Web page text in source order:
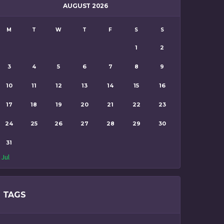
AUGUST 2026
M T W T F S S
1 2
3 4 5 6 7 8 9
10 11 12 13 14 15 16
17 18 19 20 21 22 23
24 25 26 27 28 29 30
31
TAGS